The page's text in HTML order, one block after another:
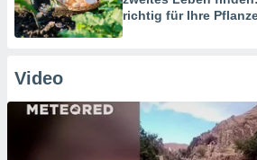
richtig für Ihre
Video